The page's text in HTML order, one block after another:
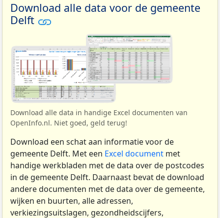
Download alle data voor de gemeente
Delft
Download alle data in handige Excel documenten van
OpenInfo.nl. Niet goed, geld terug!
Download een schat aan informatie voor de
gemeente Delft. Met een Excel document met
handige werkbladen met de data over de postcodes
in de gemeente Delft. Daarnaast bevat de download
andere documenten met de data over de gemeente,
wijken en buurten, alle adressen,
verkiezingsuitslagen, gezondheidscijfers,